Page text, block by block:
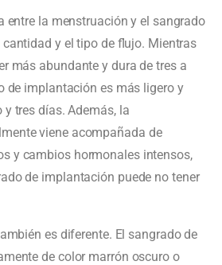
entre la menstruación y el sangrado
y el tipo de flujo. Mientras
más abundante y dura de tres a
de implantación es más ligero y
y tres días. Además, la
viene acompañada de
y cambios hormonales intensos,
de implantación puede no tener
es diferente. El sangrado de
de color marrón oscuro o